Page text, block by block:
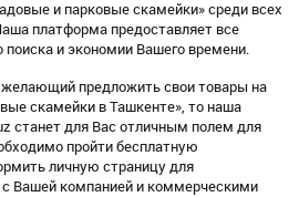
и парковые скамейки» среди всех
платформа предоставляет все
поиска и экономии Вашего времени.
желающий предложить свои товары на
скамейки в Ташкенте», то наша
станет для Вас отличным полем для
пройти бесплатную
личную страницу для
с Вашей компанией и коммерческими